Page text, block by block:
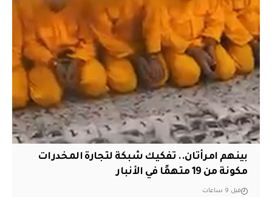
بينهم امرأتان.. تفكيك شبكة لتجارة المخدرات
مكونة من 19 متهمًا في الأنبار
قبل 9 ساعات